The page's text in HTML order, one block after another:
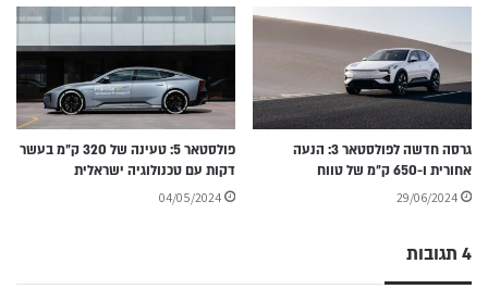
גרסה חדשה לפולסטאר 3: הנעה
אחורית ו-650 ק״מ של טווח
29/06/2024
פולסטאר 5: טעינה של 320 ק״מ בעשר
דקות עם טכנולוגיה ישראלית
04/05/2024
4 תגובות